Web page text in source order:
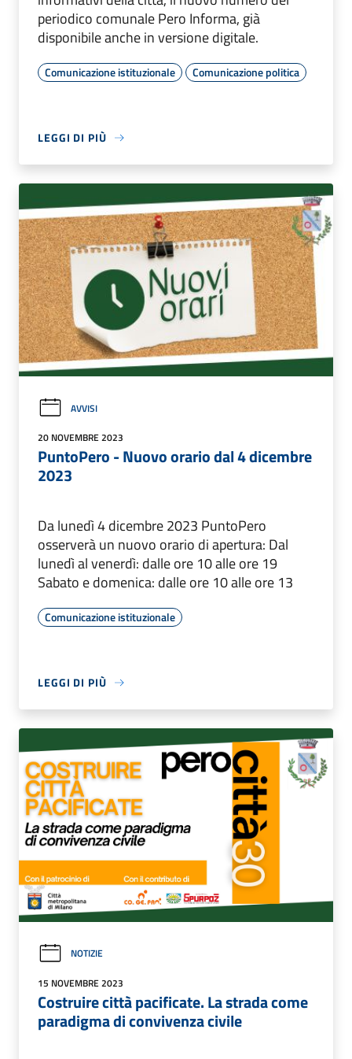
periodico comunale Pero Informa, già
disponibile anche in versione digitale.
Comunicazione istituzionale Comunicazione politica
LEGGI DI PIÙ
AVVISI
20 NOVEMBRE 2023
PuntoPero - Nuovo orario dal 4 dicembre
2023
Da lunedì 4 dicembre 2023 PuntoPero
osserverà un nuovo orario di apertura: Dal
lunedì al venerdì: dalle ore 10 alle ore 19
Sabato e domenica: dalle ore 10 alle ore 13
Comunicazione istituzionale
LEGGI DI PIÙ
NOTIZIE
15 NOVEMBRE 2023
Costruire città pacificate. La strada come
paradigma di convivenza civile